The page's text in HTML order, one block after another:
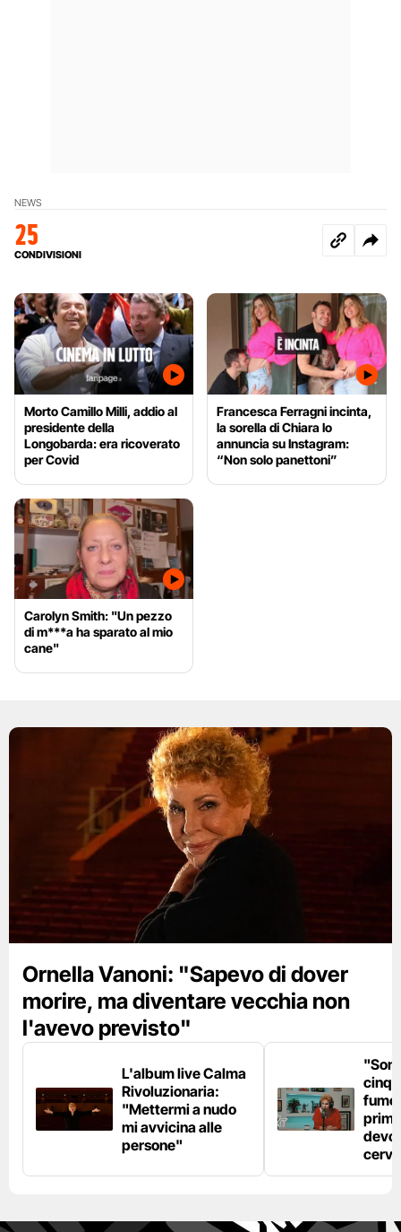
NEWS
25
CONDIVISIONI
Morto Camillo Milli, addio al
presidente della
Longobarda: era ricoverato
per Covid
Francesca Ferragni incinta,
la sorella di Chiara lo
annuncia su Instagram:
“Non solo panettoni”
Carolyn Smith: "Un pezzo
di m***a ha sparato al mio
cane"
Ornella Vanoni: "Sapevo di dover
morire, ma diventare vecchia non
l'avevo previsto"
L'album live Calma
Rivoluzionaria:
"Mettermi a nudo
mi avvicina alle
persone"
fumo
devo